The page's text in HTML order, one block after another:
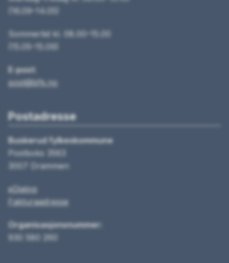
(16.09–14.05)
Sommertid kl. 08.00–15.00
(15.05–15.09)
E-post:
post@bfk.no
Postadresse
Buskerud fylkeskommune
Postboks 3563
3007 Drammen
eDialog
Fakturaadresse
Organisasjonsnummer:
930 580 260